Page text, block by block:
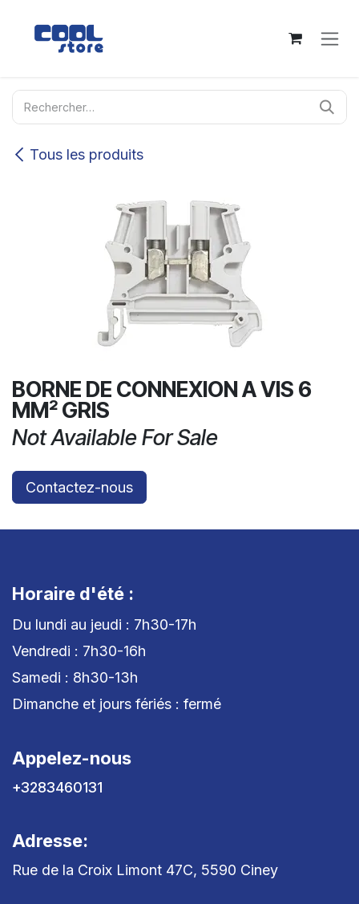
Tous les produits
BORNE DE CONNEXION A VIS 6
MM² GRIS
Not Available For Sale
Contactez-nous
Horaire d'été :
Du lundi au jeudi : 7h30-17h
Vendredi : 7h30-16h
Samedi : 8h30-13h
Dimanche et jours fériés : fermé
Appelez-nous
+3283460131
Adresse:
Rue de la Croix Limont 47C, 5590 Ciney